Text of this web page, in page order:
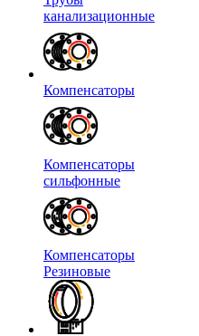
канализационные
Компенсаторы
Компенсаторы
сильфонные
Компенсаторы
Резиновые